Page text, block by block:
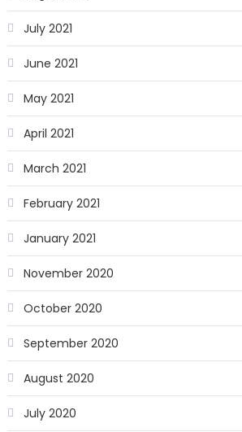
July 2021
June 2021
May 2021
April 2021
March 2021
February 2021
January 2021
November 2020
October 2020
September 2020
August 2020
July 2020